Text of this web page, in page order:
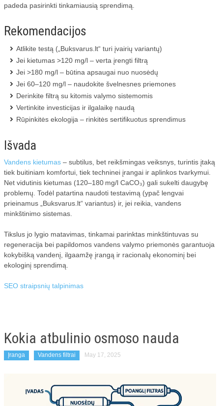
padeda pasirinkti tinkamiausią sprendimą.
Rekomendacijos
Atlikite testą („Buksvarus.lt“ turi įvairių variantų)
Jei kietumas >120 mg/l – verta įrengti filtrą
Jei >180 mg/l – būtina apsaugai nuo nuosėdų
Jei 60–120 mg/l – naudokite švelnesnes priemones
Derinkite filtrą su kitomis valymo sistemomis
Vertinkite investicijas ir ilgalaikę naudą
Rūpinkitės ekologija – rinkitės sertifikuotus sprendimus
Išvada
Vandens kietumas – subtilus, bet reikšmingas veiksnys, turintis įtaką
tiek buitiniam komfortui, tiek techninei įrangai ir aplinkos tvarkymui.
Net vidutinis kietumas (120–180 mg/l CaCO₃) gali sukelti daugybę
problemų. Todėl patartina naudoti testavimą (ypač lengvai
prieinamus „Buksvarus.lt“ variantus) ir, jei reikia, vandens
minkštinimo sistemas.
Tikslus jo lygio matavimas, tinkamai parinktas minkštintuvas su
regeneracija bei papildomos vandens valymo priemonės garantuoja
kokybišką vandenį, ilgaamžę įrangą ir racionalų ekonominį bei
ekologinį sprendimą.
SEO straipsnių talpinimas
Kokia atbulinio osmoso nauda
Įranga Vandens filtrai May 17, 2025